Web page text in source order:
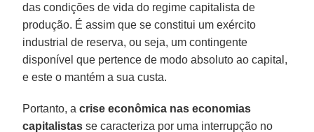
das condições de vida do regime capitalista de
produção. É assim que se constitui um exército
industrial de reserva, ou seja, um contingente
disponível que pertence de modo absoluto ao capital,
e este o mantém a sua custa.
Portanto, acrise econômica nas economias
capitalistas se caracteriza por uma interrupção no